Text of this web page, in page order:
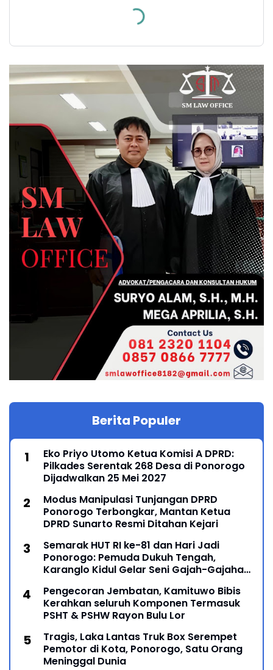
Berita Populer
Eko Priyo Utomo Ketua Komisi A DPRD:
Pilkades Serentak 268 Desa di Ponorogo
Dijadwalkan 25 Mei 2027
Modus Manipulasi Tunjangan DPRD
Ponorogo Terbongkar, Mantan Ketua
DPRD Sunarto Resmi Ditahan Kejari
Semarak HUT RI ke-81 dan Hari Jadi
Ponorogo: Pemuda Dukuh Tengah,
Karanglo Kidul Gelar Seni Gajah-Gajahan,
Pengecoran Jembatan, Kamituwo Bibis
Kerahkan seluruh Komponen Termasuk
PSHT & PSHW Rayon Bulu Lor
Tragis, Laka Lantas Truk Box Serempet
Pemotor di Kota, Ponorogo, Satu Orang
Meninggal Dunia